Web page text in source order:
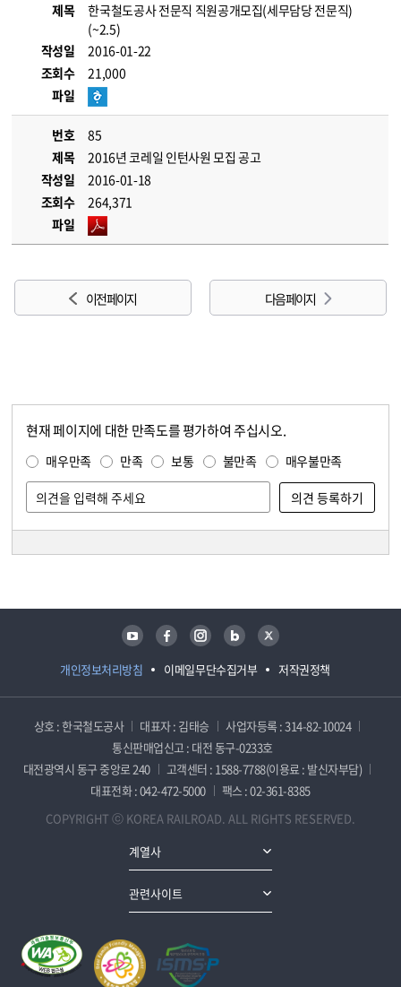
제목
한국철도공사 전문직 직원공개모집(세무담당 전문직)
(~2.5)
작성일
2016-01-22
조회수
21,000
파일
번호
85
제목
2016년 코레일 인턴사원 모집 공고
작성일
2016-01-18
조회수
264,371
파일
이전 페이지 다음 페이지
현재 페이지에 대한 만족도를 평가하여 주십시오.
매우만족 만족 보통 불만족 매우불만족
개인정보처리방침 이메일무단수집거부 저작권정책
유튜브 페이스북 인스타그램 블로그 트위터
상호 : 한국철도공사 대표자 : 김태승
사업자등록 : 314-82-10024
통신판매업신고 : 대전 동구-0233호
대전광역시 동구 중앙로 240
고객센터 : 1588-7788(이용료 : 발신자부담)
대표전화 : 042-472-5000
팩스 : 02-361-8385
COPYRIGHT ⓒ KOREA RAILROAD. ALL RIGHTS RESERVED.
계열사
관련사이트